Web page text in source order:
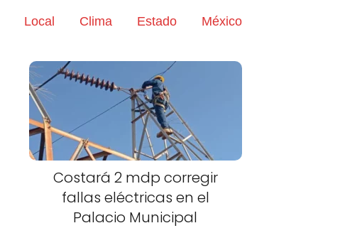
Local Clima Estado México
Costará 2 mdp corregir
fallas eléctricas en el
Palacio Municipal